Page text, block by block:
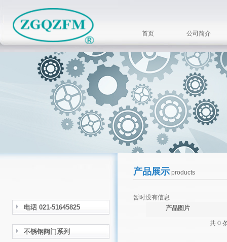
首页 公司简介
电话 021-51645825
不锈钢阀门系列
产品展示products
暂时没有信息
产品图片
共 0